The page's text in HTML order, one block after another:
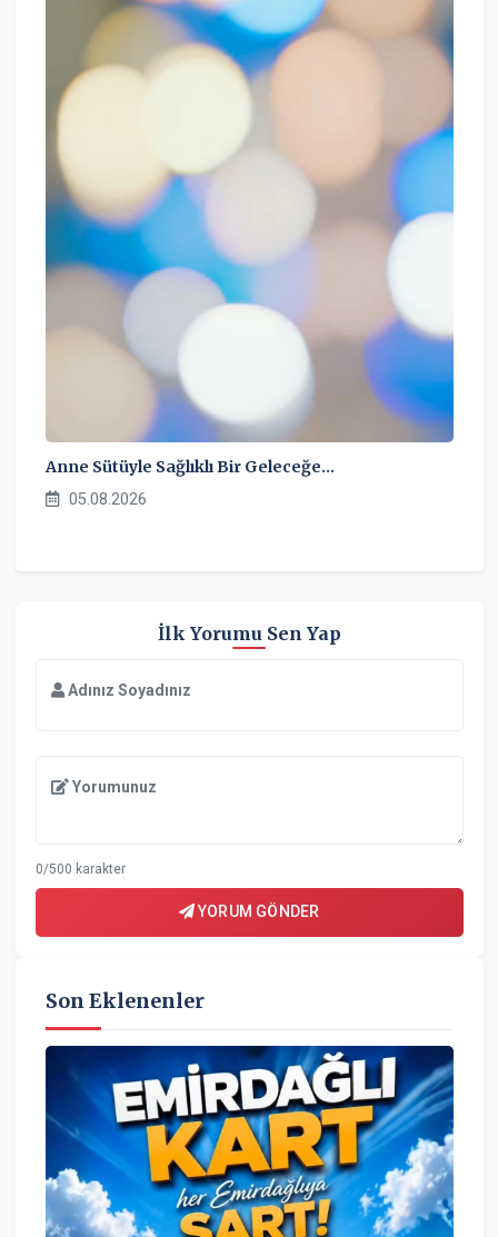
Anne Sütüyle Sağlıklı Bir Geleceğe…
05.08.2026
İlk Yorumu Sen Yap
Adınız Soyadınız
Yorumunuz
0/500 karakter
YORUM GÖNDER
Son Eklenenler